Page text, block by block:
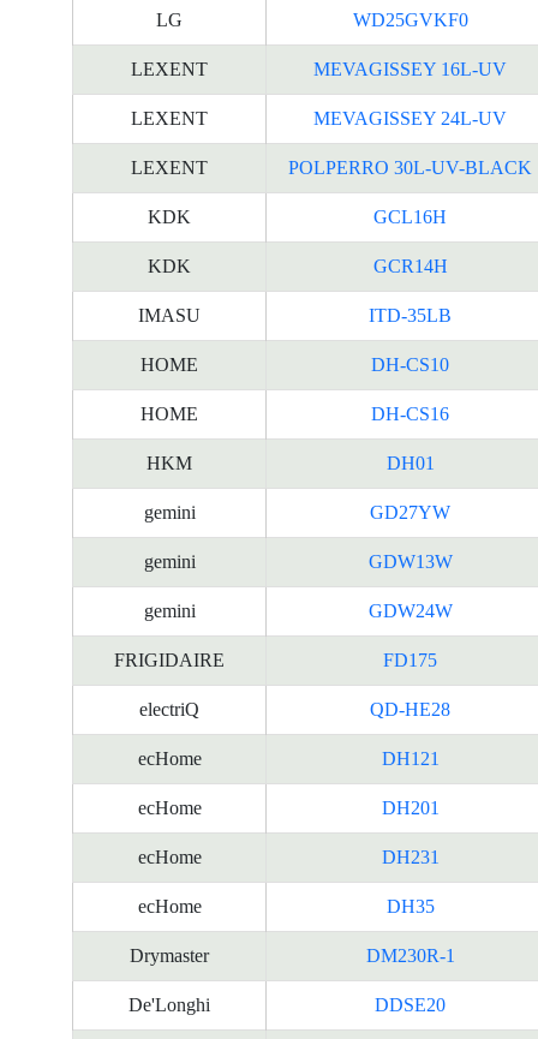
LG WD25GVKF0
LEXENT MEVAGISSEY 16L-UV
LEXENT MEVAGISSEY 24L-UV
LEXENT POLPERRO 30L-UV-BLACK
KDK GCL16H
KDK GCR14H
IMASU ITD-35LB
HOME DH-CS10
HOME DH-CS16
HKM DH01
gemini GD27YW
gemini GDW13W
gemini GDW24W
FRIGIDAIRE FD175
electriQ QD-HE28
ecHome DH121
ecHome DH201
ecHome DH231
ecHome DH35
Drymaster DM230R-1
De'Longhi DDSE20